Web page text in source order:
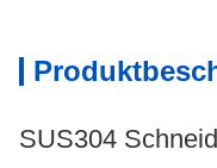
SUS304